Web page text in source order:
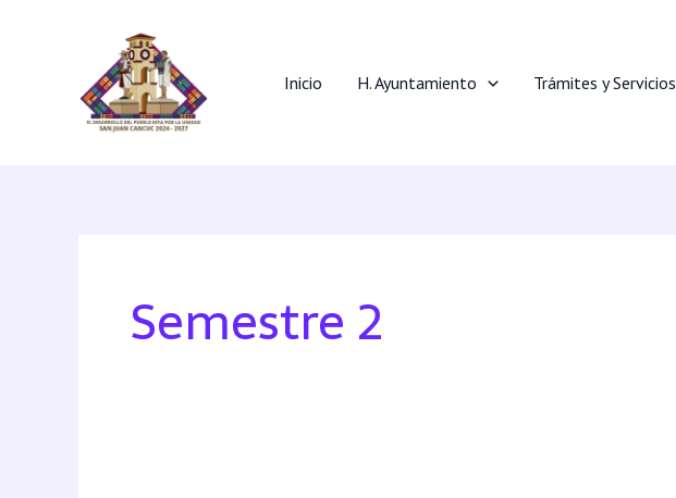
Inicio H. Ayuntamiento Trámites y Servicios
Semestre 2